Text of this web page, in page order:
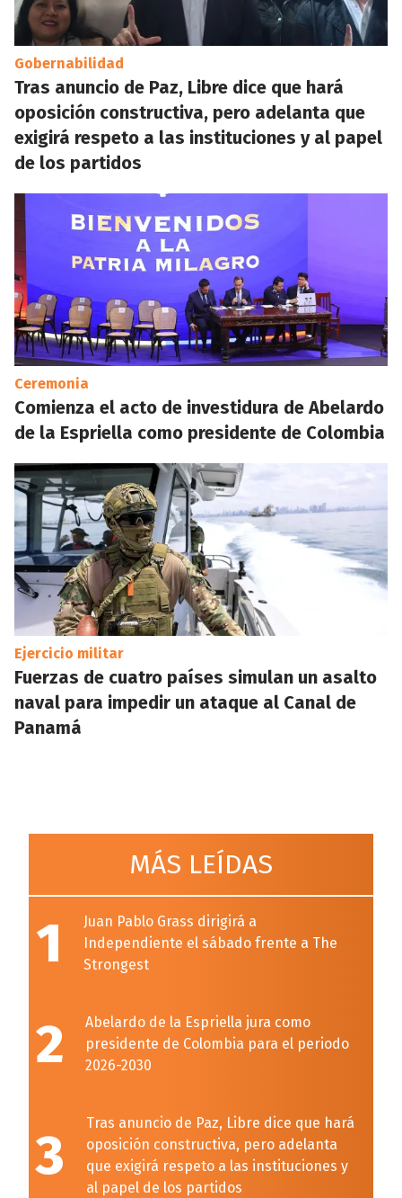
Gobernabilidad
Tras anuncio de Paz, Libre dice que hará
oposición constructiva, pero adelanta que
exigirá respeto a las instituciones y al papel
de los partidos
Ceremonia
Comienza el acto de investidura de Abelardo
de la Espriella como presidente de Colombia
Ejercicio militar
Fuerzas de cuatro países simulan un asalto
naval para impedir un ataque al Canal de
Panamá
MÁS LEÍDAS
1
Juan Pablo Grass dirigirá a
Independiente el sábado frente a The
Strongest
2
Abelardo de la Espriella jura como
presidente de Colombia para el periodo
2026-2030
3
Tras anuncio de Paz, Libre dice que hará
oposición constructiva, pero adelanta
que exigirá respeto a las instituciones y
al papel de los partidos